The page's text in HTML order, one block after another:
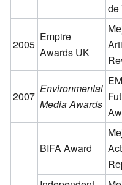
de
2005
Empire
Awards UK
2007
Environmental
Media Awards
BIFA Award